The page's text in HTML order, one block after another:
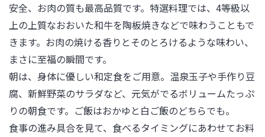
安全、お肉の質も最高品質です。特選料理では、4等級以
上の上質なおおいた和牛を陶板焼きなどで味わうこともで
きます。お肉の焼ける香りとそのとろけるような味わい、
まさに至福の瞬間です。
朝は、身体に優しい和定食をご用意。温泉玉子や手作り豆
腐、新鮮野菜のサラダなど、元気がでるボリュームたっぷ
りの朝食です。ご飯はおかゆと白ご飯のどちらでも。
食事の進み具合を見て、食べるタイミングにあわせてお料